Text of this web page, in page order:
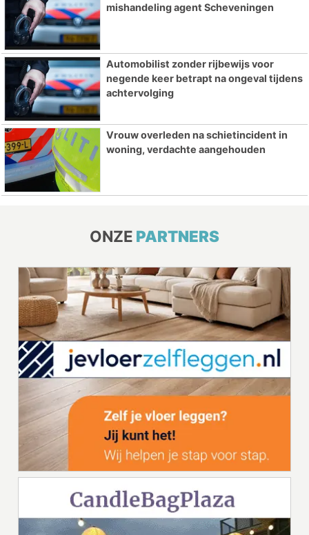
mishandeling agent Scheveningen
Automobilist zonder rijbewijs voor
negende keer betrapt na ongeval tijdens
achtervolging
Vrouw overleden na schietincident in
woning, verdachte aangehouden
ONZE PARTNERS